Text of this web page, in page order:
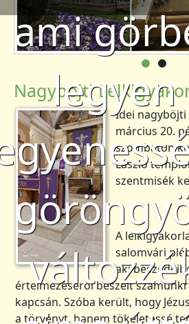
ami
legyen
Nagyböjti
Idei
március 20.
szombaton
László
szentmisék
A
salomvári
aki
értelmezéséről beszélt
kapcsán. Szóba került, hogy
a törvényt, hanem tökéletessé